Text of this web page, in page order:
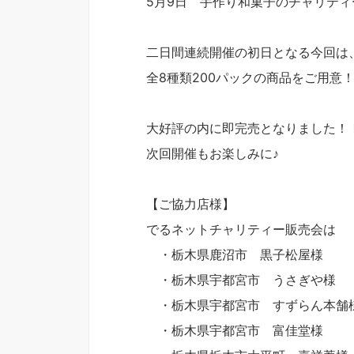
二日間連続開催の初日となる今回は、
全8種類200パックの商品をご用意！
大好評の内に即完売となりました！
次回開催もお楽しみに♪
【ご協力店様】
でるネットチャリティー販売会は
・栃木県鹿沼市 黒子松屋様
・栃木県宇都宮市 うさぎや様
・栃木県宇都宮市 すずらん本舗
・栃木県宇都宮市 富佳堂様